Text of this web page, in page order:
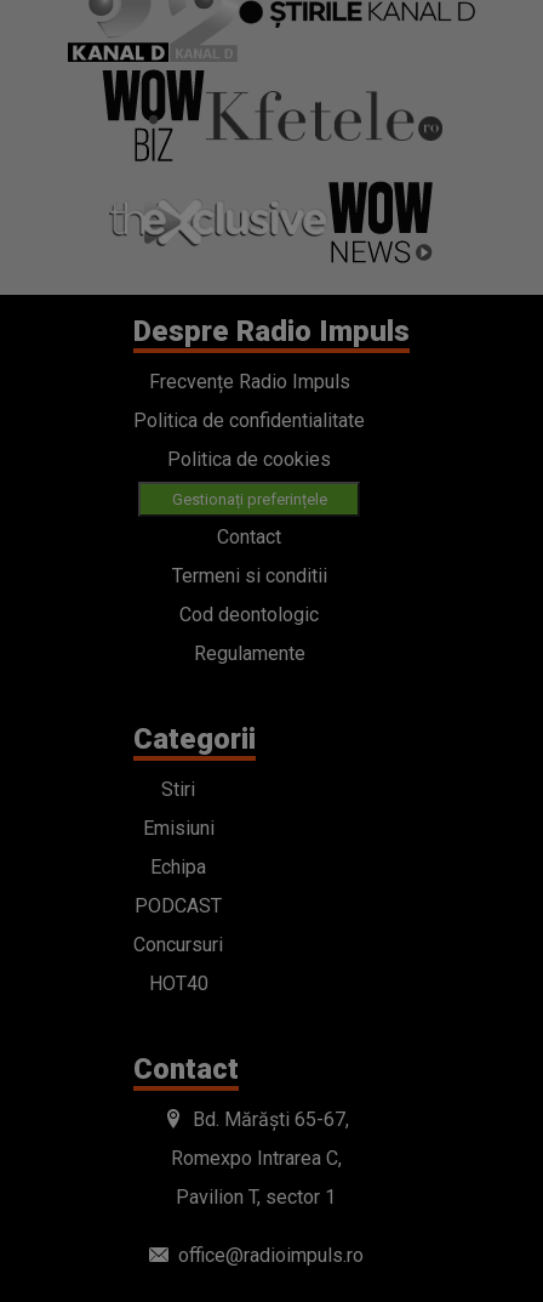
Despre Radio Impuls
Frecvențe Radio Impuls
Politica de confidentialitate
Politica de cookies
Gestionați preferințele
Contact
Termeni si conditii
Cod deontologic
Regulamente
Categorii
Stiri
Emisiuni
Echipa
PODCAST
Concursuri
HOT40
Contact
Bd. Mărăști 65-67,
Romexpo Intrarea C,
Pavilion T, sector 1
office@radioimpuls.ro